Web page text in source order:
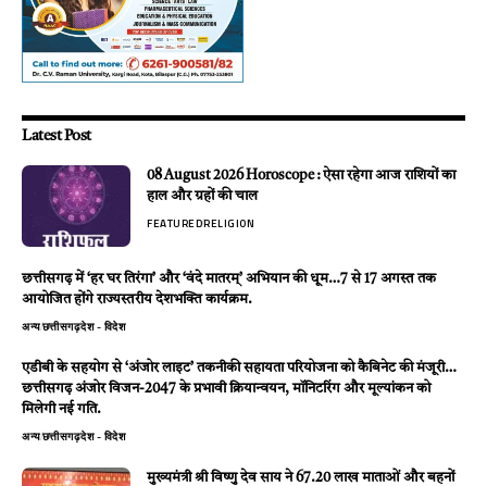
Latest Post
08 August 2026 Horoscope : ऐसा रहेगा आज राशियों का
हाल और ग्रहों की चाल
FEATUREDRELIGION
छत्तीसगढ़ में ‘हर घर तिरंगा’ और ‘वंदे मातरम्’ अभियान की धूम…7 से 17 अगस्त तक
आयोजित होंगे राज्यस्तरीय देशभक्ति कार्यक्रम.
अन्यछत्तीसगढ़देश - विदेश
एडीबी के सहयोग से ‘अंजोर लाइट’ तकनीकी सहायता परियोजना को कैबिनेट की मंजूरी…
छत्तीसगढ़ अंजोर विजन-2047 के प्रभावी क्रियान्वयन, मॉनिटरिंग और मूल्यांकन को
मिलेगी नई गति.
अन्यछत्तीसगढ़देश - विदेश
मुख्यमंत्री श्री विष्णु देव साय ने 67.20 लाख माताओं और बहनों